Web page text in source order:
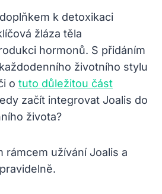
k detoxikaci
žláza těla
hormonů. S přidáním
životního stylu
o tuto důležitou část
začít integrovat Joalis do
života?
rámcem užívání Joalis a